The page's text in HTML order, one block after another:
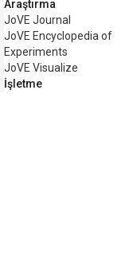
Araştırma
JoVE Journal
JoVE Encyclopedia of
Experiments
JoVE Visualize
İşletme